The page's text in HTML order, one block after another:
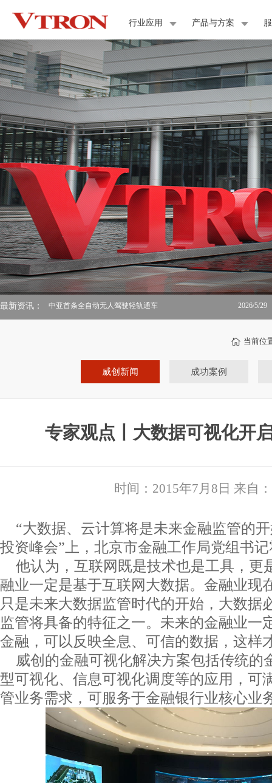
行业应用 产品与方案
最新资讯： 2026/5/29
中亚首条全自动无人驾驶轻轨通车
当前位
威创新闻 成功案例
专家观点丨大数据可视化开
时间：2015年7月8日 来自
“大数据、云计算将是未来金融监管的
投资峰会”上，北京市金融工作局党组书
他认为，互联网既是技术也是工具，更
融业一定是基于互联网大数据。金融业现
只是未来大数据监管时代的开始，大数据
监管将具备的特征之一。未来的金融业一
金融，可以反映全息、可信的数据，这样
威创的金融可视化解决方案包括传统的
型可视化、信息可视化调度等的应用，可
管业务需求，可服务于金融银行业核心业